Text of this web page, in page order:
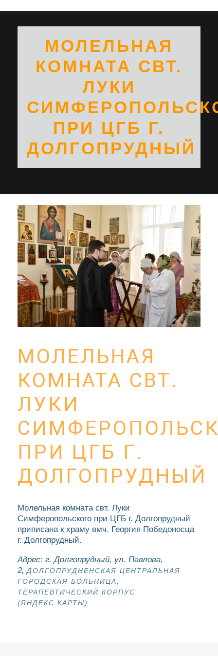
МОЛЕЛЬНАЯ
КОМНАТА СВТ.
ЛУКИ
ПРИ ЦГБ Г.
ДОЛГОПРУДНЫЙ
МОЛЕЛЬНАЯ
КОМНАТА СВТ.
ЛУКИ
ПРИ ЦГБ Г.
ДОЛГОПРУДНЫЙ
Молельная комната свт. Луки
Симферопольского при ЦГБ г. Долгопрудный
приписана к храму вмч. Георгия Победоносца
г. Долгопрудный.
Адрес: г. Долгопрудный, ул. Павлова,
2, ДОЛГОПРУДНЕНСКАЯ ЦЕНТРАЛЬНАЯ
ГОРОДСКАЯ БОЛЬНИЦА,
ТЕРАПЕВТИЧЕСКИЙ КОРПУС
(ЯНДЕКС.КАРТЫ).